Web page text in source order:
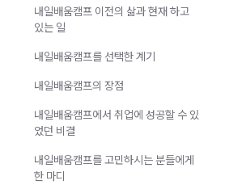
내일배움캠프 이전의 삶과 현재 하고
있는 일
내일배움캠프를 선택한 계기
내일배움캠프의 장점
내일배움캠프에서 취업에 성공할 수 있
었던 비결
내일배움캠프를 고민하시는 분들에게
한 마디